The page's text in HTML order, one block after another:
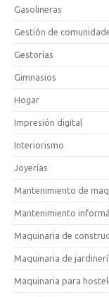
Gasolineras
Gestión de
Gestorías
Gimnasios
Hogar
Impresión digital
Interiorismo
Joyerías
Mantenimiento de
Mantenimiento
Maquinaria de
Maquinaria de
Maquinaria para